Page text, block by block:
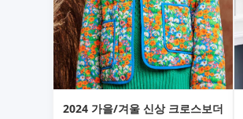
2024 가을/겨울 신상 크로스보더